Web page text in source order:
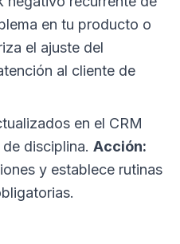
en tu producto o
el ajuste del
al cliente de
en el CRM
disciplina. Acción:
y establece rutinas